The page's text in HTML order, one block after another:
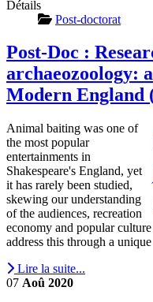
Détails
Post-doctorat
Post-Doc :
archaeozoology:
Modern England
Animal baiting was one of
the most popular
entertainments in
Shakespeare's England, yet
it has rarely been studied,
skewing our understanding
of the audiences, recreation
economy and popular
address this through a
Lire la suite...
07 Aoû 2020